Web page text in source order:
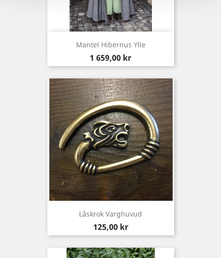
Mantel Hibernus Ylle
Pris
1 659,00 kr
Låskrok Varghuvud
Pris
125,00 kr